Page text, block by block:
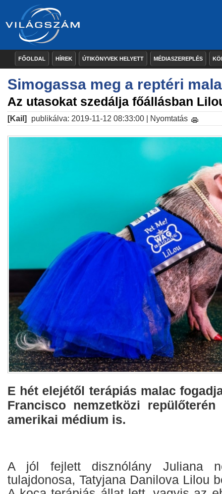
FŐOLDAL HÍREK ÚTIKÖNYVEK HELYETT MÉDIASZEREPLÉS
Simogassa meg a reptéri
Az utasokat szedálja főállásban
[Kail] publikálva: 2019-11-12 08:33:00 | Nyomtatás
E hét elejétől terápiás malac
Francisco nemzetközi
amerikai médium is.
A jól fejlett disznólány Juliana
tulajdonosa, Tatyjana Danilova Lilou